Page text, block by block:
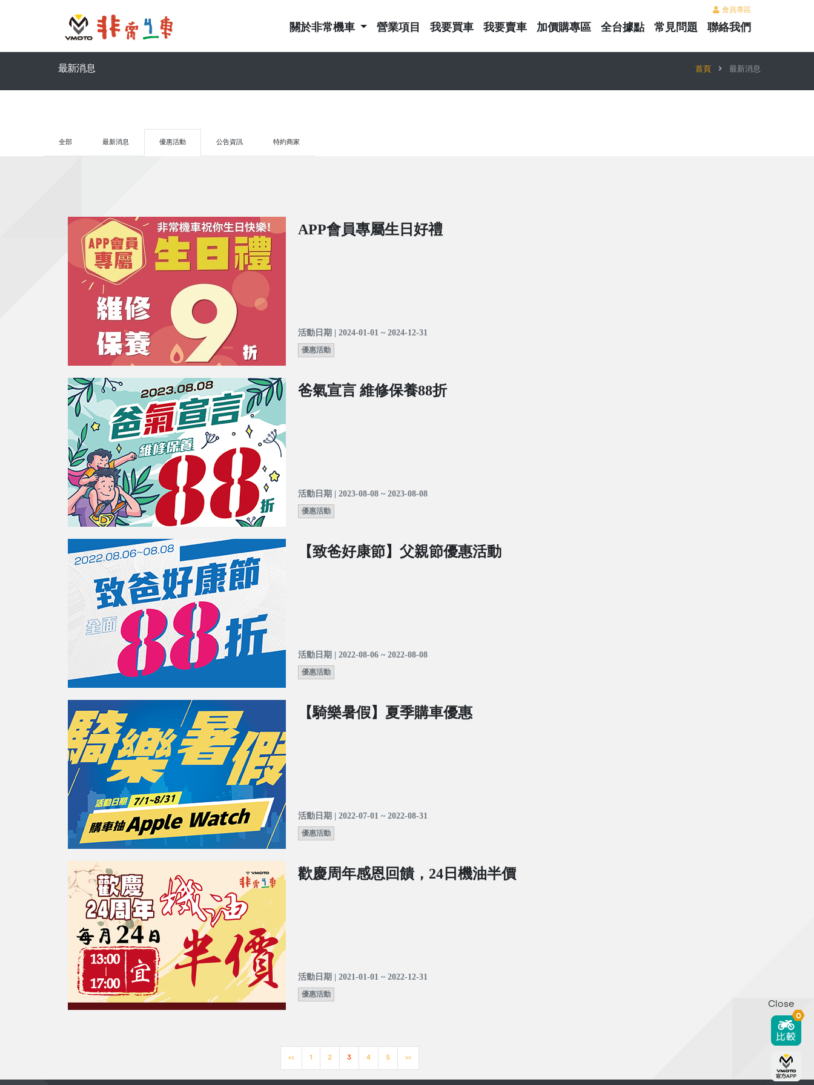
會員專區
關於非常機車 營業項目 我要買車 我要賣車 加價購專區 全台據點 常見問題 聯絡我們
最新消息 首頁 最新消息
全部 最新消息 優惠活動 公告資訊 特約商家
APP會員專屬生日好禮
活動日期 | 2024-01-01 ~ 2024-12-31
優惠活動
爸氣宣言 維修保養88折
活動日期 | 2023-08-08 ~ 2023-08-08
優惠活動
【致爸好康節】父親節優惠活動
活動日期 | 2022-08-06 ~ 2022-08-08
優惠活動
【騎樂暑假】夏季購車優惠
活動日期 | 2022-07-01 ~ 2022-08-31
優惠活動
歡慶周年感恩回饋，24日機油半價
活動日期 | 2021-01-01 ~ 2022-12-31
優惠活動
<< 1 2 3 4 5 >>
Close
0